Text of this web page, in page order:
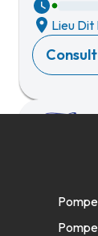
Lieu
21